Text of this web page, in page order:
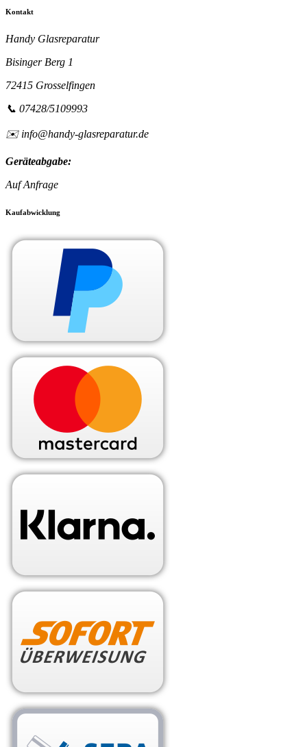
Kontakt
Handy Glasreparatur
Bisinger Berg 1
72415 Grosselfingen
📞 07428/5109993
✉️ info@handy-glasreparatur.de
Geräteabgabe:
Auf Anfrage
Kaufabwicklung